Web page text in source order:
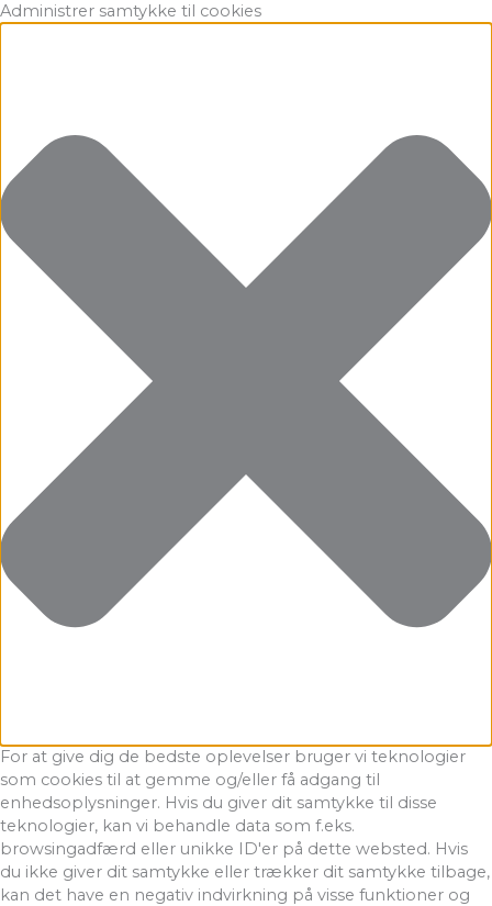
Administrer samtykke til cookies
For at give dig de bedste oplevelser bruger vi teknologier
som cookies til at gemme og/eller få adgang til
enhedsoplysninger. Hvis du giver dit samtykke til disse
teknologier, kan vi behandle data som f.eks.
browsingadfærd eller unikke ID'er på dette websted. Hvis
du ikke giver dit samtykke eller trækker dit samtykke tilbage,
kan det have en negativ indvirkning på visse funktioner og
Funktionsdygtig
Præferencer
Statistikker
Marketing
Gå
til